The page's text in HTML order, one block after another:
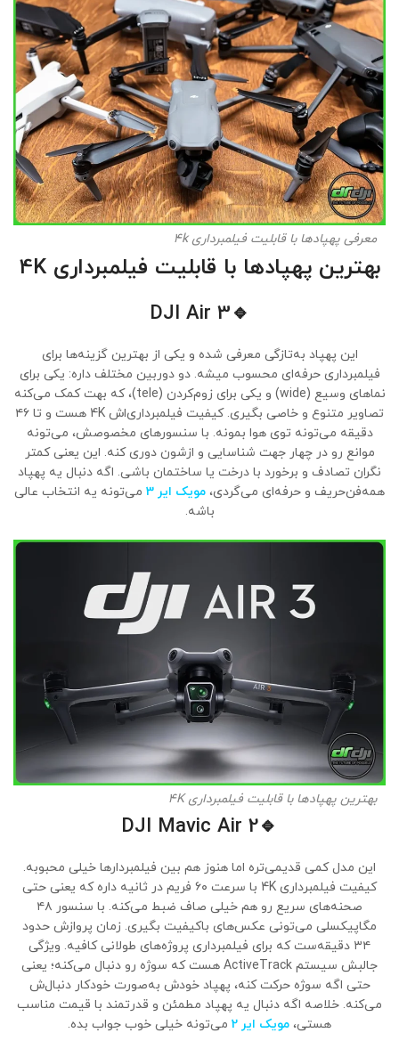
معرفی پهپادها با قابلیت فیلمبرداری 4k
بهترین پهپادها با قابلیت فیلمبرداری 4K
🔹
DJI Air 3
این پهپاد به‌تازگی معرفی شده و یکی از بهترین گزینه‌ها برای
فیلمبرداری حرفه‌ای محسوب میشه. دو دوربین مختلف داره: یکی برای
نماهای وسیع (wide) و یکی برای زوم‌کردن (tele)، که بهت کمک می‌کنه
تصاویر متنوع و خاصی بگیری. کیفیت فیلمبرداری‌اش 4K هست و تا ۴۶
دقیقه می‌تونه توی هوا بمونه. با سنسورهای مخصوصش، می‌تونه
موانع رو در چهار جهت شناسایی و ازشون دوری کنه. این یعنی کمتر
نگران تصادف و برخورد با درخت یا ساختمان باشی. اگه دنبال یه پهپاد
همه‌فن‌حریف و حرفه‌ای می‌گردی، مویک ایر 3
می‌تونه یه انتخاب عالی
باشه.
بهترین پهپادها با قابلیت فیلمبرداری 4K
🔹
DJI Mavic Air 2
این مدل کمی قدیمی‌تره اما هنوز هم بین فیلمبردارها خیلی محبوبه.
کیفیت فیلمبرداری 4K با سرعت ۶۰ فریم در ثانیه داره که یعنی حتی
صحنه‌های سریع رو هم خیلی صاف ضبط می‌کنه. با سنسور ۴۸
مگاپیکسلی می‌تونی عکس‌های باکیفیت بگیری. زمان پروازش حدود
۳۴ دقیقه‌ست که برای فیلمبرداری پروژه‌های طولانی کافیه. ویژگی
جالبش سیستم ActiveTrack هست که سوژه رو دنبال می‌کنه؛ یعنی
حتی اگه سوژه حرکت کنه، پهپاد خودش به‌صورت خودکار دنبال‌ش
می‌کنه. خلاصه اگه دنبال یه پهپاد مطمئن و قدرتمند با قیمت مناسب
هستی، مویک ایر 2 می‌تونه خیلی خوب جواب بده.